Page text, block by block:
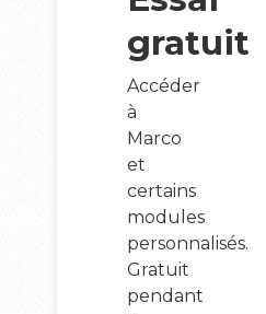
gratuit
Accéder
à
Marco
et
certains
modules
personnalisés.
Gratuit
pendant